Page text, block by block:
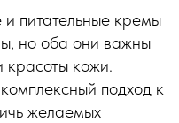
питательные кремы
но оба они важны
красоты кожи.
подход к
желаемых